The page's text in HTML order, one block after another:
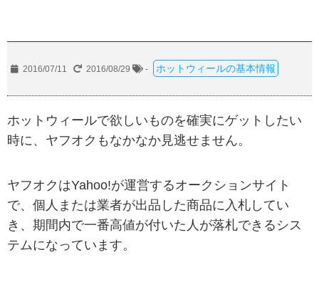
2016/07/11 2016/08/29 - ホットウィールの基本情報
ホットウィールで欲しいものを確実にゲットしたい
時に、ヤフオクもなかなか見逃せません。
ヤフオクはYahoo!が運営するオークションサイト
で、個人または業者が出品した商品に入札してい
き、期間内で一番高値が付いた人が落札できるシス
テムになっています。